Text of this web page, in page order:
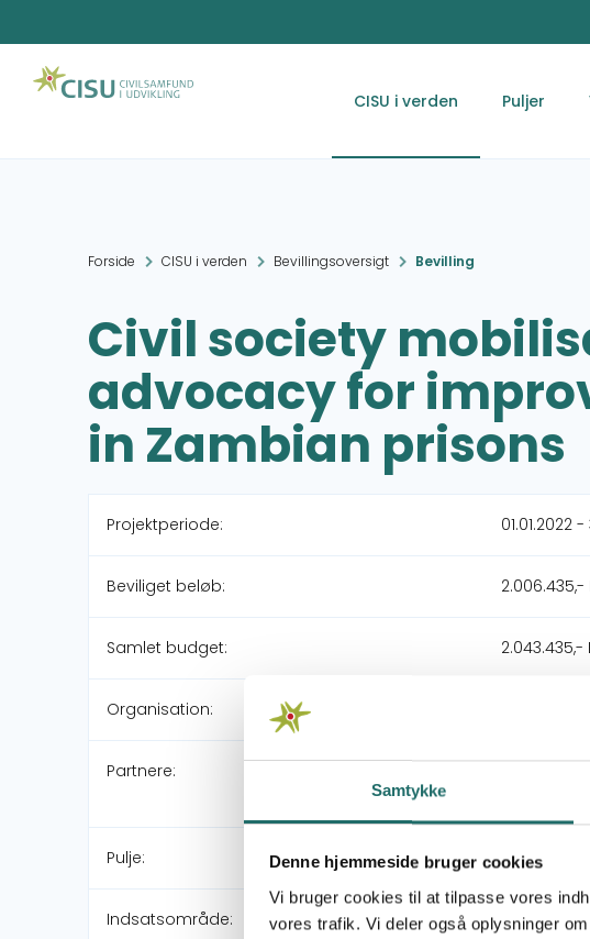
Samtykke
Denne hjemmeside bruger cookies
Vi bruger cookies til at tilpasse vores
vores trafik. Vi deler også oplysninger
CISU i verden Puljer
Forside CISU i verden Bevillingsoversigt Bevilling
Civil society
advocacy for
in Zambian prisons
Projektperiode: 01.01.2022
Beviliget beløb: 2.006.435,-
Samlet budget: 2.043.435,-
Organisation:
Partnere:
Ubumi
Pulje:
Indsatsområde: